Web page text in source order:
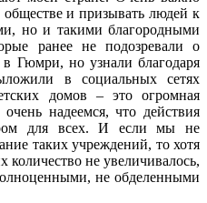
и призывать людей к
но и такими благородными
ранее не подозревали о
в Гюмри, но узнали благодаря
в социальных сетях
домов – это огромная
надеемся, что действия
для всех. И если мы не
таких учреждений, то хотя
не увеличивалось,
не обделенными